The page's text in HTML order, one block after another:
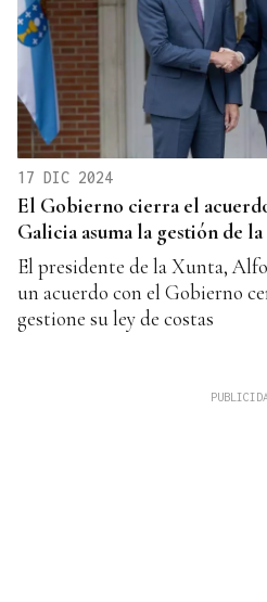
17 DIC 2024
El Gobierno cierra el
Galicia asuma la gestión de
El presidente de la Xunta,
un acuerdo con el Gobierno
gestione su ley de costas